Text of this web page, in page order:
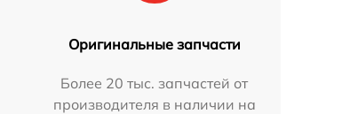
Оригинальные запчасти
Более 20 тыс. запчастей от
производителя в наличии на